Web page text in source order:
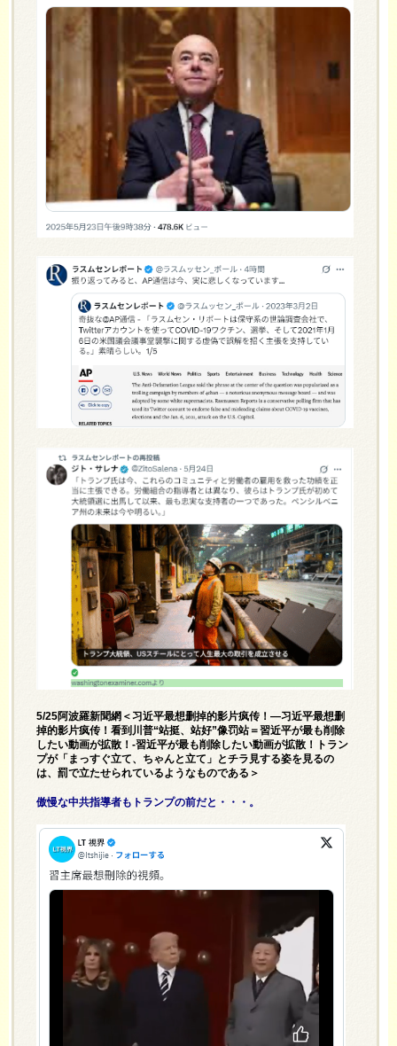
5/25阿波羅新聞網＜习近平最想删掉的影片疯传！—习近平最想删
掉的影片疯传！看到川普“站挺、站好”像罚站＝習近平が最も削除
したい動画が拡散！-習近平が最も削除したい動画が拡散！トラン
プが「まっすぐ立て、ちゃんと立て」とチラ見する姿を見るの
は、罰で立たせられているようなものである＞
傲慢な中共指導者もトランプの前だと・・・。